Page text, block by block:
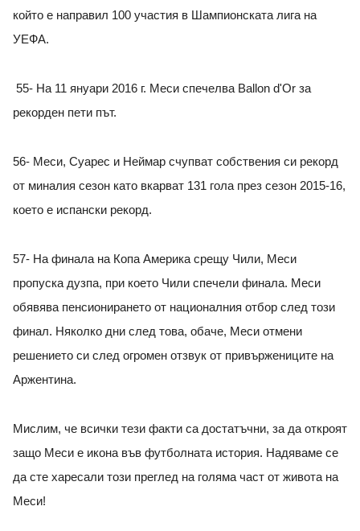
който е направил 100 участия в Шампионската лига на
УЕФА.
55- На 11 януари 2016 г. Меси спечелва Ballon d'Or за
рекорден пети път.
56- Меси, Суарес и Неймар счупват собствения си рекорд
от миналия сезон като вкарват 131 гола през сезон 2015-16,
което е испански рекорд.
57- На финала на Копа Америка срещу Чили, Меси
пропуска дузпа, при което Чили спечели финала. Меси
обявява пенсионирането от националния отбор след този
финал. Няколко дни след това, обаче, Меси отмени
решението си след огромен отзвук от привържениците на
Аржентина.
Мислим, че всички тези факти са достатъчни, за да откроят
защо Меси е икона във футболната история. Надяваме се
да сте харесали този преглед на голяма част от живота на
Меси!